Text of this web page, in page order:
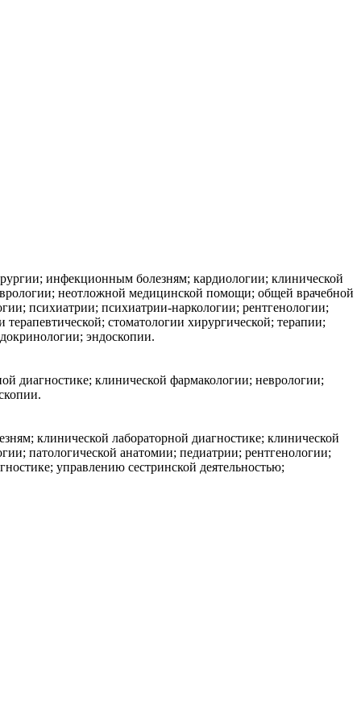
инфекционным болезням; кардиологии; клинической
неотложной медицинской помощи; общей врачебной
психиатрии; психиатрии-наркологии; рентгенологии;
стоматологии хирургической; терапии;
эндоскопии.
диагностике; клинической фармакологии; неврологии;
клинической лабораторной диагностике; клинической
патологической анатомии; педиатрии; рентгенологии;
управлению сестринской деятельностью;